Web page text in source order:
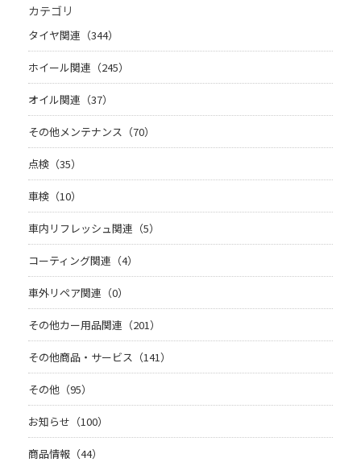
カテゴリ
タイヤ関連（344）
ホイール関連（245）
オイル関連（37）
その他メンテナンス（70）
点検（35）
車検（10）
車内リフレッシュ関連（5）
コーティング関連（4）
車外リペア関連（0）
その他カー用品関連（201）
その他商品・サービス（141）
その他（95）
お知らせ（100）
商品情報（44）